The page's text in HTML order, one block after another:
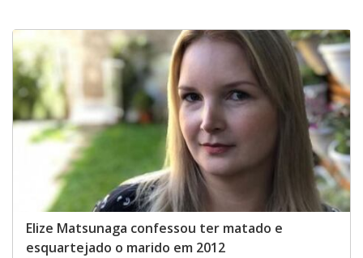
Elize Matsunaga confessou ter matado e
esquartejado o marido em 2012